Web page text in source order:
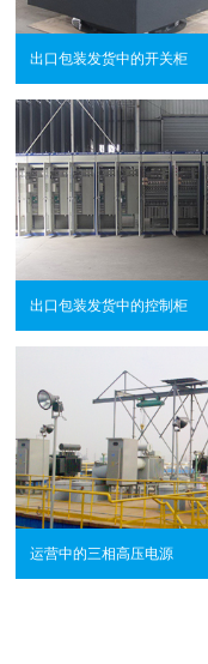
出口包装发货中的开关柜
出口包装发货中的控制柜
运营中的三相高压电源